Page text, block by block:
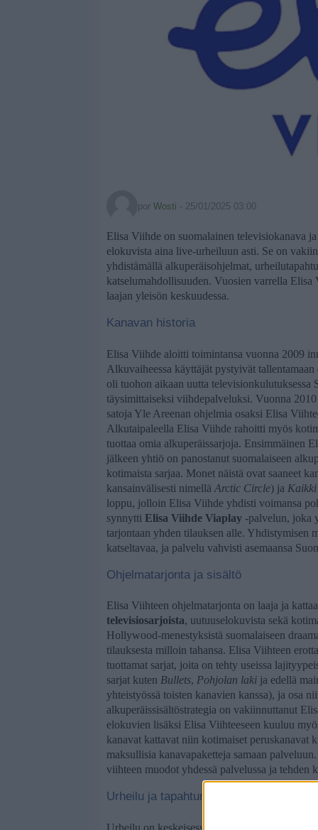
por Wosti - 25/01/2025 03:00
Elisa Viihde on suomalainen televisiokanava
elokuvista aina live-urheiluun asti. Se on
yhdistämällä alkuperäisohjelmat,
katselumahdollisuuden. Vuosien varrella Elisa
laajan yleisön keskuudessa.
Kanavan historia
Elisa Viihde aloitti toimintansa vuonna 2009
Alkuvaiheessa käyttäjät pystyivät
oli tuohon aikaan uutta televisionkulutuksessa
täysimittaiseksi viihdepalveluksi. Vuonna
satoja Yle Areenan ohjelmia osaksi Elisa
Alkutaipaleella Elisa Viihde rahoitti myös
tuottaa omia alkuperäissarjoja. Ensimmäinen
jälkeen yhtiö on panostanut suomalaiseen
kotimaista sarjaa. Monet näistä ovat saaneet
kansainvälisesti nimellä Arctic Circle) ja
loppu, jolloin Elisa Viihde yhdisti voimansa
synnytti Elisa Viihde Viaplay-palvelun, joka
tarjontaan yhden tilauksen alle. Yhdistymisen
katseltavaa, ja palvelu vahvisti asemaansa
Ohjelmatarjonta ja sisältö
Elisa Viihteen ohjelmatarjonta on laaja ja
televisiosarjoista, uutuuselokuvista sekä
Hollywood-menestyksistä suomalaiseen
tilauksesta milloin tahansa. Elisa Viihteen
tuottamat sarjat, joita on tehty useissa
sarjat kuten Bullets, Pohjolan lakija edellä
yhteistyössä toisten kanavien kanssa), ja osa
alkuperäissisältöstrategia on vakiinnuttanut
elokuvien lisäksi Elisa Viihteeseen kuuluu
kanavat kattavat niin kotimaiset peruskanavat
maksullisia kanavapaketteja samaan
viihteen muodot yhdessä palvelussa ja tehden
Urheilu ja tapahtumat
Urheilu on keskeisessä roolissa Elisa Viihteen